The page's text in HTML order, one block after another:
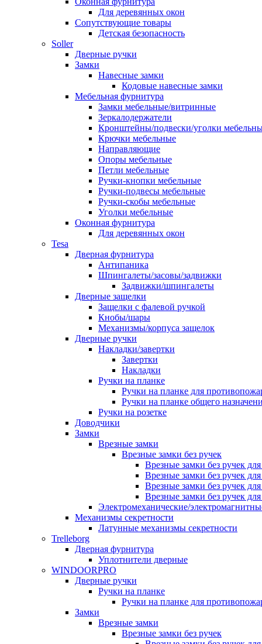
Для деревянных окон
Сопутствующие товары
Детская безопасность
Soller
Дверные ручки
Замки
Навесные замки
Кодовые навесные замки
Мебельная фурнитура
Замки мебельные/витринные
Зеркалодержатели
Кронштейны/подвески/уголки
Крючки мебельные
Направляющие
Опоры мебельные
Петли мебельные
Ручки-кнопки мебельные
Ручки-подвесы мебельные
Ручки-скобы мебельные
Уголки мебельные
Оконная фурнитура
Для деревянных окон
Tesa
Дверная фурнитура
Антипаника
Шпингалеты/засовы/задвижки
Задвижки/шпингалеты
Дверные защелки
Защелки с фалевой ручкой
Кнобы/шары
Механизмы/корпуса защелок
Дверные ручки
Накладки/завертки
Завертки
Накладки
Ручки на планке
Ручки на планке для
Ручки на планке общего
Ручки на розетке
Доводчики
Замки
Врезные замки
Врезные замки без ручек
Врезные замки без ручек
Врезные замки без ручек
Врезные замки без ручек
Врезные замки без ручек
Электромеханические/
Механизмы секретности
Латунные механизмы секретности
Trelleborg
Дверная фурнитура
Уплотнители дверные
WINDOORPRO
Дверные ручки
Ручки на планке
Ручки на планке для
Замки
Врезные замки
Врезные замки без ручек